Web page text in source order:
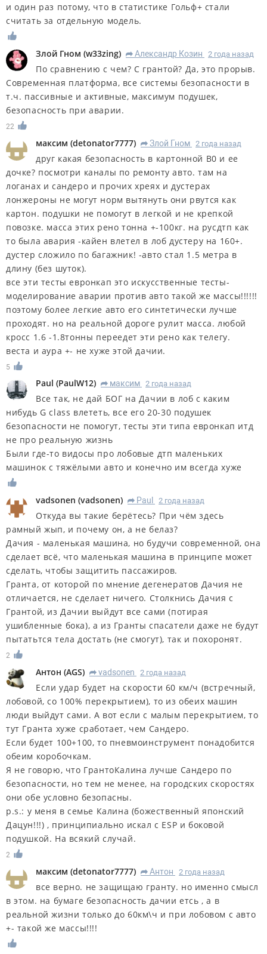
и один раз потому, что в статистике Гольф+ стали
считать за отдельную модель.
Злой Гном (w33zing) R Александр Козин 2 года назад
По сравнению с чем? С грантой? Да, это прорыв.
Современная платформа, все системы безопасности в
т.ч. пассивные и активные, максимум подушек,
безопасность при аварии.
22
максим (detonator7777) R Злой Гном 2 года назад
друг какая безопасность в картонной B0 и ее
дочке? посмотри каналы по ремонту авто. там на
логанах и сандеро и прочих хреях и дустерах
лонжероны не могут норм вытянуть они рвутся как
картон. подушки не помогут в легкой и не крепкой
повозке. масса этих рено тонна +-100кг. на русдтп как
то была авария -кайен влетел в лоб дустеру на 160+.
дустер сложило по багажник! -авто стал 1.5 метра в
длину (без шуток).
все эти тесты евронкап это искусственные тесты-
моделирование аварии против авто такой же массы!!!!!!
поэтому более легкие авто его синтетически лучше
проходят. но на реальной дороге рулит масса. любой
кросс 1.6 -1.8тонны переедет эти рено как телегу.
веста и аура +- не хуже этой дачии.
5
Paul (PaulW12) R максим 2 года назад
Все так, не дай БОГ на Дачии в лоб с каким
нибудь G class влететь, все его 20-30 подушек
безопасности не помогут, тесты эти типа евронкап итд
не про реальную жизнь
Были где-то видосы про лобовые дтп маленьких
машинок с тяжёлыми авто и конечно им всегда хуже
vadsonen (vadsonen) R Paul 2 года назад
Откуда вы такие берётесь? При чём здесь
рамный жып, и почему он, а не белаз?
Дачия - маленькая машина, но будучи современной, она
сделает всё, что маленькая машина в принципе может
сделать, чтобы защитить пассажиров.
Гранта, от которой по мнение дегенератов Дачия не
отличается, не сделает ничего. Столкнись Дачия с
Грантой, из Дачии выйдут все сами (потирая
ушибленные бока), а из Гранты спасатели даже не будут
пытатьтся тела достать (не смогут), так и похоронят.
2
Антон (AGS) R vadsonen 2 года назад
Если удар будет на скорости 60 км/ч (встречный,
лобовой, со 100% перекрытием), то из обеих машин
люди выйдут сами. А вот если с малым перекрытием, то
тут Гранта хуже сработает, чем Сандеро.
Если будет 100+100, то пневмоинструмент понадобится
обеим коробочкам.
Я не говорю, что ГрантоКалина лучше Сандеро по
безопасности, но тем не менее, на городских скоростях
они обе условно безопасны.
p.s.: у меня в семье Калина (божественный японский
Дацун!!!) , принципиально искал с ESP и боковой
подушкой. На всякий случай.
2
максим (detonator7777) R Антон 2 года назад
все верно. не защищаю гранту. но именно смысл
в этом. на бумаге безопасность дачии етсь , а в
реальной жизни только до 60км\ч и при лобовом с авто
+- такой же массы!!!!